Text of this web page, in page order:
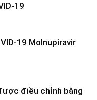
19
19 Molnupiravir
điều chỉnh bằng